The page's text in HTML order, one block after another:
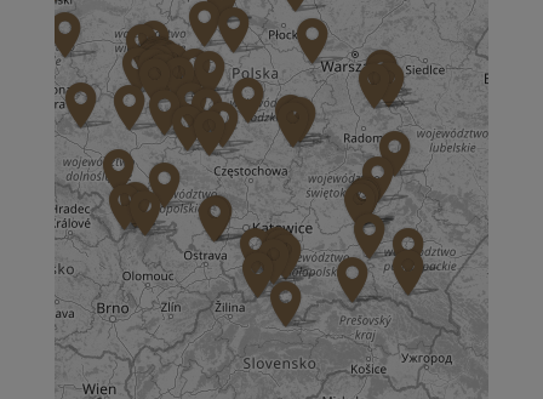
ul. Kazimierza Brodzińskiego 68
32-700 Bochnia
Zapisz mnie
36 MINUT Brodnica
ul. Długa 2
87-300 Brodnica
Zapisz mnie
36 MINUT Buk
ul. Dworcowa 63
64-320 Buk
Zapisz mnie